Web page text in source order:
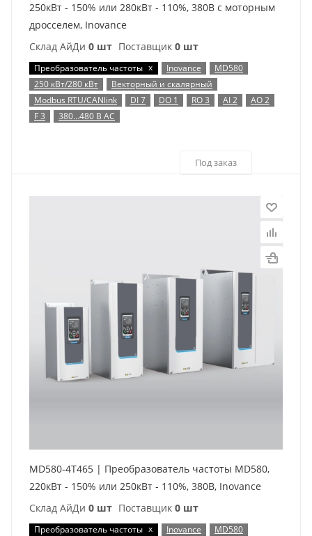
250кВт - 150% или 280кВт - 110%, 380В с моторным
дросселем, Inovance
Склад АйДи 0 шт Поставщик 0 шт
Преобразователь частоты x Inovance
MD580
250 кВт/280 кВт
Векторный и скалярный
Modbus RTU/CANlink
DI 7 DO 1 RO 3 AI 2
AO 2
F 3
380…480 В AC
Под заказ
MD580-4T465 | Преобразователь частоты MD580,
220кВт - 150% или 250кВт - 110%, 380В, Inovance
Склад АйДи 0 шт Поставщик 0 шт
Преобразователь частоты x Inovance
MD580